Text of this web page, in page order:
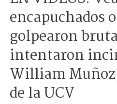
encapuchados
golpearon
intentaron
William
de la UCV